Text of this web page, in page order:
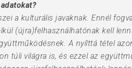
a kulturális javaknak. Ennél
(újra)felhasználhatónak kell
A nyílttá tétel
túli világra is, és ezzel az